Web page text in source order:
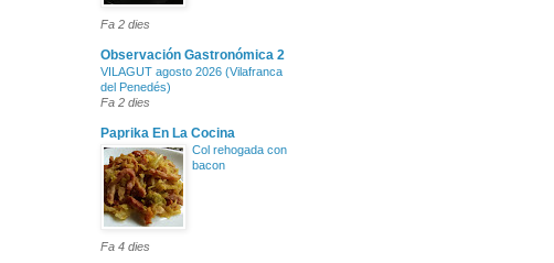
Fa 2 dies
Observación Gastronómica 2
VILAGUT agosto 2026 (Vilafranca
del Penedés)
Fa 2 dies
Paprika En La Cocina
Col rehogada con
bacon
Fa 4 dies